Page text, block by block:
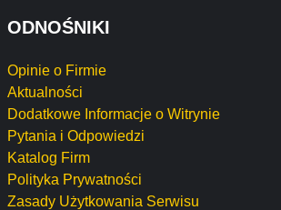
ODNOŚNIKI
Opinie o Firmie
Aktualności
Dodatkowe Informacje o Witrynie
Pytania i Odpowiedzi
Katalog Firm
Polityka Prywatności
Zasady Użytkowania Serwisu